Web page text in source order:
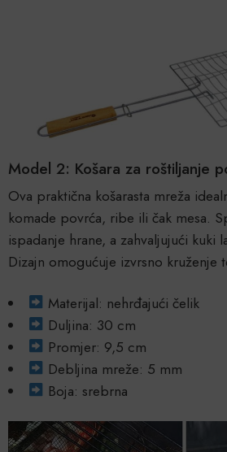
Model 2: Košara za roštiljanje
Ova praktična košarasta mreža
komade povrća, ribe ili čak mesa.
ispadanje hrane, a zahvaljujući kuki
Dizajn omogućuje izvrsno kruženje
Materijal: nehrđajući čelik
Duljina: 30 cm
Promjer: 9,5 cm
Debljina mreže: 5 mm
Boja: srebrna